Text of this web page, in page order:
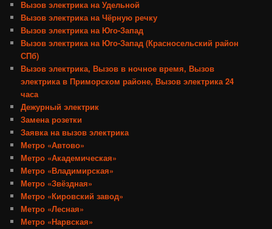
Вызов электрика на Удельной
Вызов электрика на Чёрную речку
Вызов электрика на Юго-Запад
Вызов электрика на Юго-Запад (Красносельский район
СПб)
Вызов электрика, Вызов в ночное время, Вызов
электрика в Приморском районе, Вызов электрика 24
часа
Дежурный электрик
Замена розетки
Заявка на вызов электрика
Метро «Автово»
Метро «Академическая»
Метро «Владимирская»
Метро «Звёздная»
Метро «Кировский завод»
Метро «Лесная»
Метро «Нарвская»